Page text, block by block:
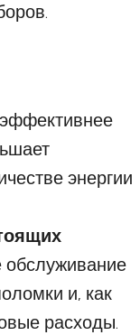
энергии
и, как
расходы.